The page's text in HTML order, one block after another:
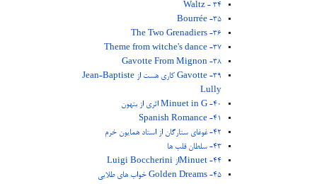
34 - Waltz
35- Bourrée
36- The Two Grenadiers
37- Theme from witche's dance
38- Gavotte From Mignon
39- Gavotte کاری هست از Jean-Baptiste
Lully
40- Minuet in G اثری از بتهون
41- Spanish Romance
42- غوغای ستارگان از استاد همایون خرم
43- سلطان قلب ها
44- Minuetاز Luigi Boccherini
45- Golden Dreams خواب های طلایی